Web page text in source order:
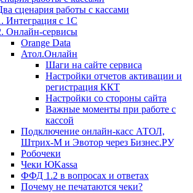
сценария работы с кассами
Интеграция с 1С
Онлайн-сервисы
Orange Data
Атол.Онлайн
Шаги на сайте сервиса
Настройки отчетов активации и
регистрация ККТ
Настройки со стороны сайта
Важные моменты при работе с
кассой
Подключение онлайн-касс АТОЛ,
Штрих-М и Эвотор через Бизнес.РУ
Робочеки
Чеки ЮKassa
ФФД 1.2 в вопросах и ответах
Почему не печатаются чеки?